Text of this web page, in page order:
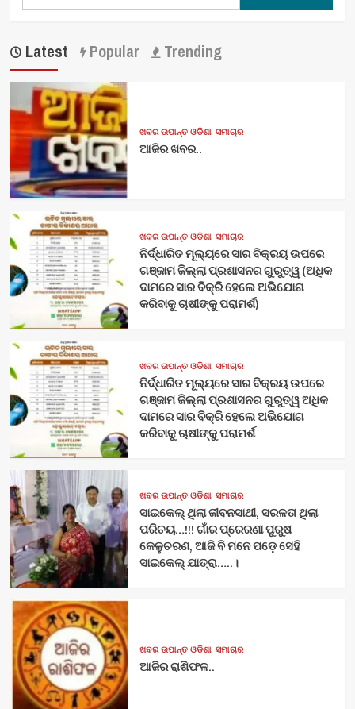
Latest Popular Trending
ଖବର ଉପାନ୍ତ ଓଡିଶା ସମାଚାର
ଆଜିର ଖବର..
ଖବର ଉପାନ୍ତ ଓଡିଶା ସମାଚାର
ନିର୍ଦ୍ଧାରିତ ମୂଲ୍ୟରେ ସାର ବିକ୍ରୟ ଉପରେ
ଗଞ୍ଜାମ ଜିଲ୍ଲା ପ୍ରଶାସନର ଗୁରୁତ୍ୱ (ଅଧିକ
ଦାମରେ ସାର ବିକ୍ରି ହେଲେ ଅଭିଯୋଗ
କରିବାକୁ ଚାଷୀଙ୍କୁ ପରାମର୍ଶ)
ଖବର ଉପାନ୍ତ ଓଡିଶା ସମାଚାର
ନିର୍ଦ୍ଧାରିତ ମୂଲ୍ୟରେ ସାର ବିକ୍ରୟ ଉପରେ
ଗଞ୍ଜାମ ଜିଲ୍ଲା ପ୍ରଶାସନର ଗୁରୁତ୍ୱ ଅଧିକ
ଦାମରେ ସାର ବିକ୍ରି ହେଲେ ଅଭିଯୋଗ
କରିବାକୁ ଚାଷୀଙ୍କୁ ପରାମର୍ଶ
ଖବର ଉପାନ୍ତ ଓଡିଶା ସମାଚାର
ସାଇକେଲ୍ ଥିଲା ଜୀବନସାଥୀ, ସରଳତା ଥିଲା
ପରିଚୟ…!!! ଗାଁର ପ୍ରେରଣା ପୁରୁଷ
କେଳୁଚରଣ, ଆଜି ବି ମନେ ପଡ଼େ ସେହି
ସାଇକେଲ୍ ଯାତ୍ରା…..।
ଖବର ଉପାନ୍ତ ଓଡିଶା ସମାଚାର
ଆଜିର ରାଶିଫଳ..